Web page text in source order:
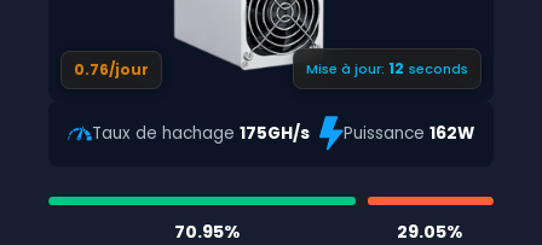
0.76/jour Mise à jour:11 seconds
Taux de hachage175GH/s Puissance 162W
70.95% 29.05%